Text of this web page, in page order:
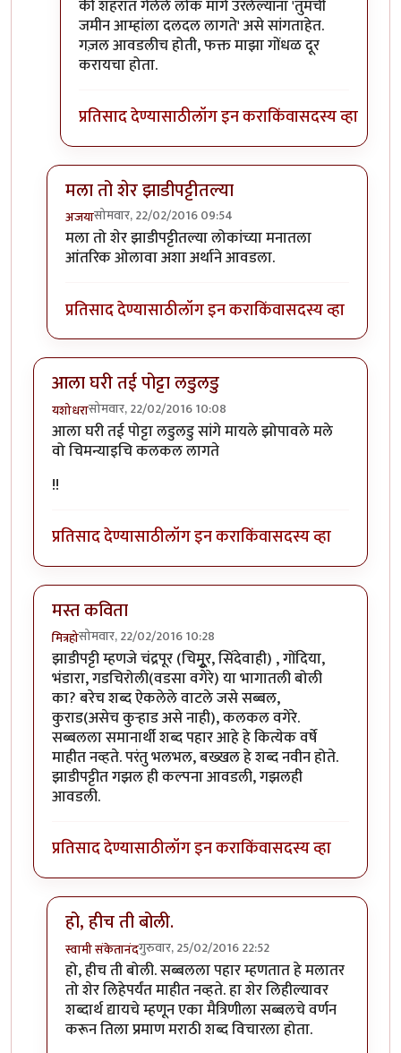
की शहरात गेलेले लोक मागे उरलेल्यांना 'तुमची
जमीन आम्हांला दलदल लागते' असे सांगताहेत.
गज़ल आवडलीच होती, फक्त माझा गोंधळ दूर
करायचा होता.
प्रतिसाद देण्यासाठीलॉग इन कराकिंवासदस्य व्हा
मला तो शेर झाडीपट्टीतल्या
अजयासोमवार, 22/02/2016 09:54
In reply toकविता आवडली.byराही
मला तो शेर झाडीपट्टीतल्या लोकांच्या मनातला
आंतरिक ओलावा अशा अर्थाने आवडला.
प्रतिसाद देण्यासाठीलॉग इन कराकिंवासदस्य व्हा
आला घरी तई पोट्टा लडुलडु
यशोधरासोमवार, 22/02/2016 10:08
आला घरी तई पोट्टा लडुलडु सांगे मायले झोपावले मले
वो चिमन्याइचि कलकल लागते
!!
प्रतिसाद देण्यासाठीलॉग इन कराकिंवासदस्य व्हा
मस्त कविता
मित्रहोसोमवार, 22/02/2016 10:28
झाडीपट्टी म्हणजे चंद्रपूर (चिमुूर, सिंदेवाही) , गोंदिया,
भंडारा, गडचिरोली(वडसा वगेरे) या भागातली बोली
का? बरेच शब्द ऐकलेले वाटले जसे सब्बल,
कुराड(असेच कुऱ्हाड असे नाही), कलकल वगेरे.
सब्बलला समानार्थी शब्द पहार आहे हे कित्येक वर्षे
माहीत नव्हते. परंतु भलभल, बख्खल हे शब्द नवीन होते.
झाडीपट्टीत गझल ही कल्पना आवडली, गझलही
आवडली.
प्रतिसाद देण्यासाठीलॉग इन कराकिंवासदस्य व्हा
हो, हीच ती बोली.
स्वामी संकेतानंदगुरुवार, 25/02/2016 22:52
In reply toमस्त कविताbyमित्रहो
हो, हीच ती बोली. सब्बलला पहार म्हणतात हे मलातर
तो शेर लिहेपर्यंत माहीत नव्हते. हा शेर लिहील्यावर
शब्दार्थ द्यायचे म्हणून एका मैत्रिणीला सब्बलचे वर्णन
करून तिला प्रमाण मराठी शब्द विचारला होता.